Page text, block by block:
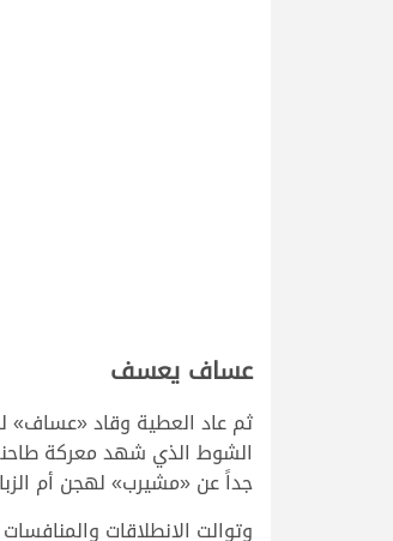
عساف يعسف
ثم عاد العطية وقاد «عساف»
الشوط الذي شهد معركة
جداً عن «مشيرب» لهجن أم